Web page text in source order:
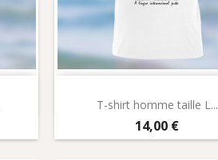
T-shirt homme taille L...
Prix
14,00 €